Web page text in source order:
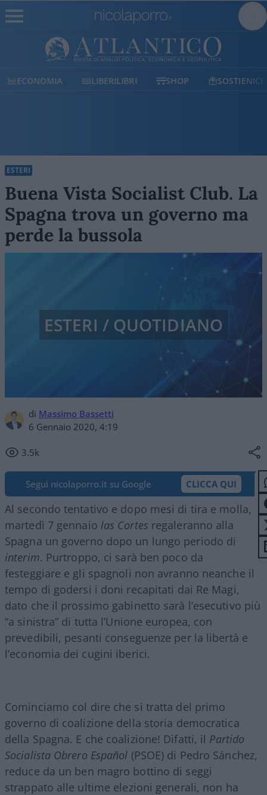
ECONOMIA LIBERILIBRI SHOP SOSTIENICI
ESTERI
Buena Vista Socialist Club. La
Spagna trova un governo ma
perde la bussola
di Massimo Bassetti
6 Gennaio 2020, 4:19
3.5k
ESTERI / QUOTIDIANO
Segui nicolaporro.it su Google CLICCA QUI
Al secondo tentativo e dopo mesi di tira e molla,
martedì 7 gennaio las Cortes regaleranno alla
Spagna un governo dopo un lungo periodo di
interim. Purtroppo, ci sarà ben poco da
festeggiare e gli spagnoli non avranno neanche il
tempo di godersi i doni recapitati dai Re Magi,
dato che il prossimo gabinetto sarà l’esecutivo più
“a sinistra” di tutta l’Unione europea, con
prevedibili, pesanti conseguenze per la libertà e
l’economia dei cugini iberici.
Cominciamo col dire che si tratta del primo
governo di coalizione della storia democratica
della Spagna. E che coalizione! Difatti, il Partido
Socialista Obrero Español (PSOE) di Pedro Sánchez,
reduce da un ben magro bottino di seggi
strappato alle ultime elezioni generali, non ha